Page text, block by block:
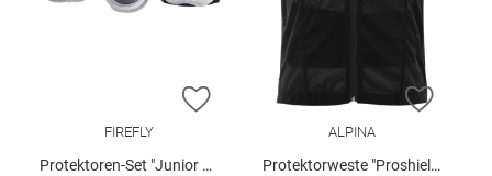
ZUR WUNSCHLISTE HINZUFÜGEN
FIREFLY
Protektoren-Set "Junior Pad"
ZUR
ALPINA
Protektorweste "Proshield Men"